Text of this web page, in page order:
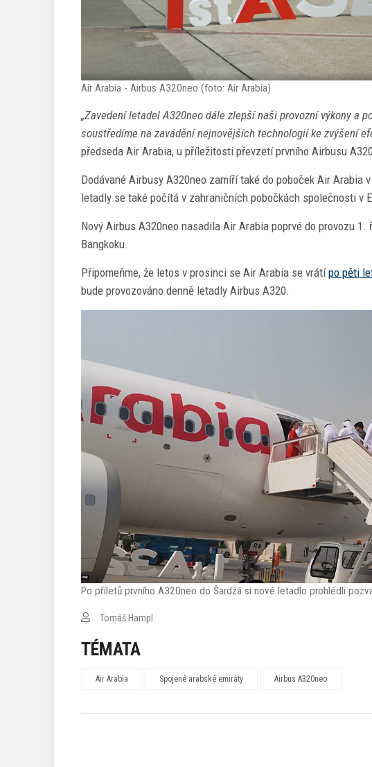
Air Arabia - Airbus A320neo (foto: Air Arabia)
„Zavedení letadel A320neo dále zlepší naši provozní výkony a
soustředíme na zavádění nejnovějších technologií ke zvýšení
předseda Air Arabia, u příležitosti převzetí prvního Airbusu
Dodávané Airbusy A320neo zamíří také do poboček Air Arabia
letadly se také počítá v zahraničních pobočkách společnosti v
Nový Airbus A320neo nasadila Air Arabia poprvé do provozu
Bangkoku.
Připomeňme, že letos v prosinci se Air Arabia se vrátípo pěti
bude provozováno denně letadly Airbus A320.
Po příletů prvního A320neo do Šardžá si nové letadlo prohlédli
Tomáš Hampl
TÉMATA
Air Arabia Spojené arabské emiráty Airbus A320neo